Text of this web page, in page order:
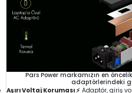
Pars Power markamızın en
adaptörlerindeki
Aşırı Voltaj Koruması ⚡ Adaptör, giriş